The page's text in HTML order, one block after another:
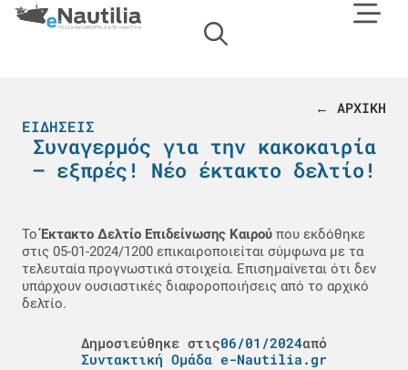
← ΑΡΧΙΚΗ
ΕΙΔΉΣΕΙΣ
Συναγερμός για την κακοκαιρία
– εξπρές! Νέο έκτακτο δελτίο!
ΤοΈκτακτο Δελτίο Επιδείνωσης Καιρού που εκδόθηκε
στις 05-01-2024/1200 επικαιροποιείται σύμφωνα με τα
τελευταία προγνωστικά στοιχεία. Επισημαίνεται ότι δεν
υπάρχουν ουσιαστικές διαφοροποιήσεις από το αρχικό
δελτίο.
Δημοσιεύθηκε στις06/01/2024από
Συντακτική Ομάδα e-Nautilia.gr